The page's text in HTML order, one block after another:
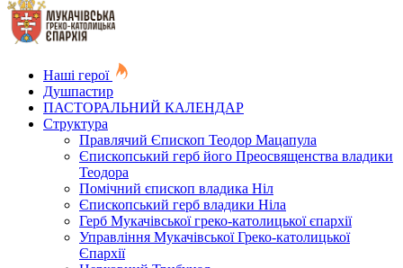
Наші герої
Душпастир
ПАСТОРАЛЬНИЙ КАЛЕНДАР
Структура
Правлячий Єпископ Теодор Мацапула
Єпископський герб його Преосвященства владики
Теодора
Помічний єпископ владика Ніл
Єпископський герб владики Ніла
Герб Мукачівської греко-католицької єпархії
Управління Мукачівської Греко-католицької
Єпархії